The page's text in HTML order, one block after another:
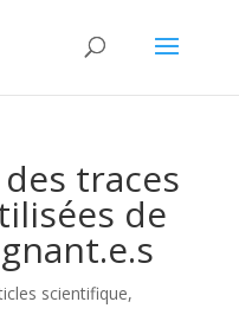
traces
de
scientifique,